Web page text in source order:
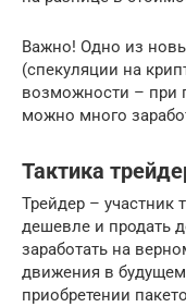
Важно! Одно из
(спекуляции на
возможности – при
можно много
Тактика
Трейдер – участник
дешевле и продать
заработать на
движения в
приобретении